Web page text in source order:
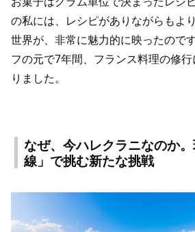
の私には、レシピがありながらもよ
世界が、非常に魅力的に映ったので
フの元で7年間、フランス料理の修
りました。
なぜ、今ハレクラニなのか
線」で挑む新たな挑戦